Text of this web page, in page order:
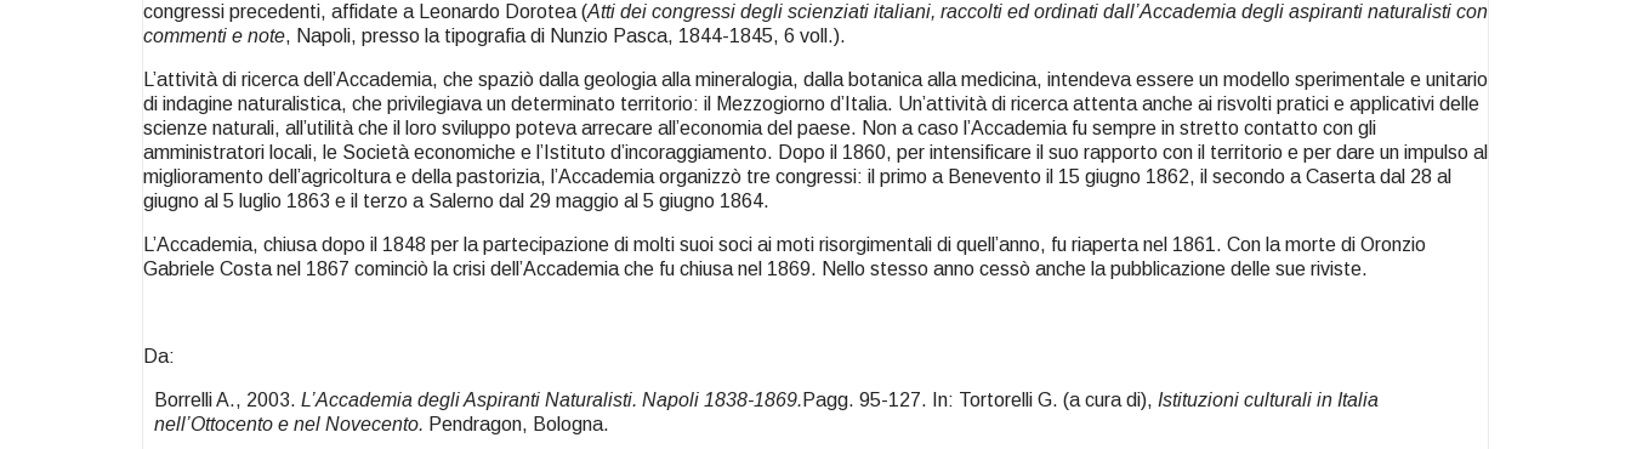
congressi precedenti, affidate a Leonardo Dorotea (Atti dei congressi degli scienziati italiani, raccolti ed ordinati dall’Accademia degli aspiranti naturalisti con
commenti e note, Napoli, presso la tipografia di Nunzio Pasca, 1844-1845, 6 voll.).
L’attività di ricerca dell’Accademia, che spaziò dalla geologia alla mineralogia, dalla botanica alla medicina, intendeva essere un modello sperimentale e unitario
di indagine naturalistica, che privilegiava un determinato territorio: il Mezzogiorno d’Italia. Un’attività di ricerca attenta anche ai risvolti pratici e applicativi delle
scienze naturali, all’utilità che il loro sviluppo poteva arrecare all’economia del paese. Non a caso l’Accademia fu sempre in stretto contatto con gli
amministratori locali, le Società economiche e l’Istituto d’incoraggiamento. Dopo il 1860, per intensificare il suo rapporto con il territorio e per dare un impulso al
miglioramento dell’agricoltura e della pastorizia, l’Accademia organizzò tre congressi: il primo a Benevento il 15 giugno 1862, il secondo a Caserta dal 28 al
giugno al 5 luglio 1863 e il terzo a Salerno dal 29 maggio al 5 giugno 1864.
L’Accademia, chiusa dopo il 1848 per la partecipazione di molti suoi soci ai moti risorgimentali di quell’anno, fu riaperta nel 1861. Con la morte di Oronzio
Gabriele Costa nel 1867 cominciò la crisi dell’Accademia che fu chiusa nel 1869. Nello stesso anno cessò anche la pubblicazione delle sue riviste.
Da:
Borrelli A., 2003.L’Accademia degli Aspiranti Naturalisti. Napoli 1838-1869. Pagg. 95-127. In: Tortorelli G. (a cura di),Istituzioni culturali in Italia
nell’Ottocento e nel Novecento. Pendragon, Bologna.